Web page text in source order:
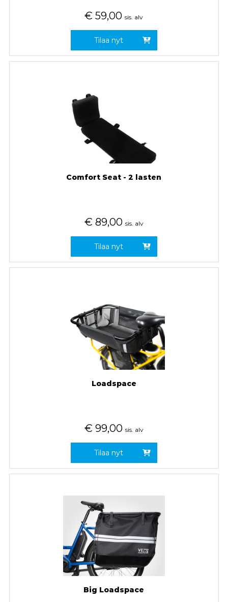
€ 59,00 sis. alv
Tilaa nyt
Comfort Seat - 2 lasten
€ 89,00 sis. alv
Tilaa nyt
Loadspace
€ 99,00 sis. alv
Tilaa nyt
Big Loadspace